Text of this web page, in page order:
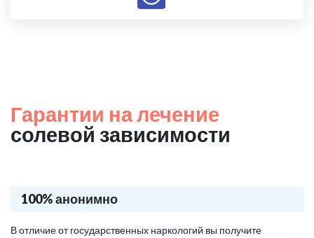
Гарантии на лечение
солевой зависимости
100% анонимно
В отличие от государственных наркологий вы получите